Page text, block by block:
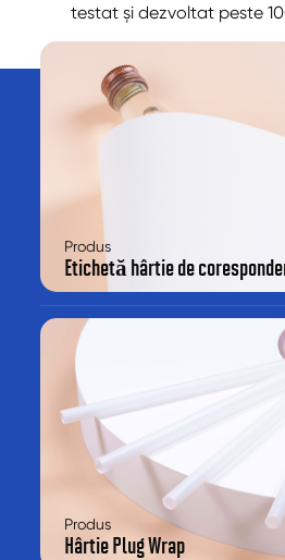
testat și dezvoltat peste
Produs
Etichetă hârtie de
Produs
Hârtie Plug Wrap